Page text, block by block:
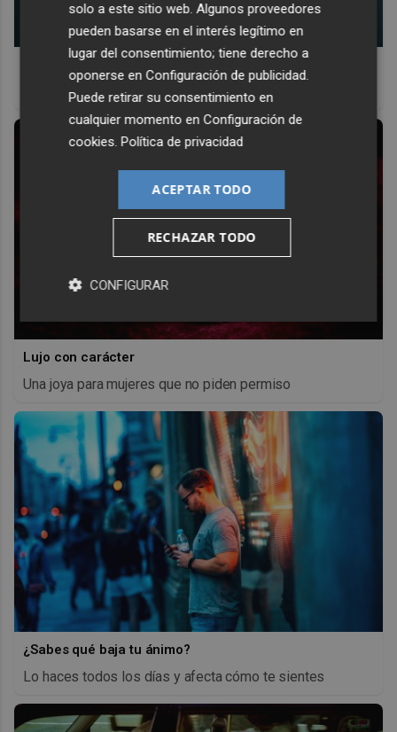
¿Por qué se contagia?
La ciencia explica por qué el bostezo es contagioso
Lujo con carácter
Una joya para mujeres que no piden permiso
¿Sabes qué baja tu ánimo?
Lo haces todos los días y afecta cómo te sientes
solo a este sitio web. Algunos proveedores
pueden basarse en el interés legítimo en
lugar del consentimiento; tiene derecho a
oponerse enConfiguración de publicidad
Puede retirar su consentimiento en
cualquier momento enConfiguración de
cookies .Política de privacidad
ACEPTAR TODO
RECHAZAR TODO
CONFIGURAR